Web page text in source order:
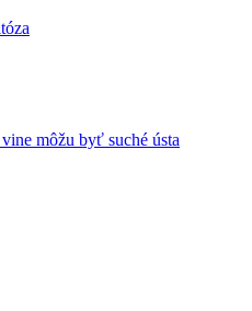
môžu byť suché ústa